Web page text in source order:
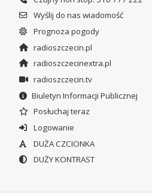
Wyślij do nas wiadomość
Prognoza pogody
radioszczecin.pl
radioszczecinextra.pl
radioszczecin.tv
Biuletyn Informacji Publicznej
Posłuchaj teraz
Logowanie
DUŻA CZCIONKA
DUŻY KONTRAST